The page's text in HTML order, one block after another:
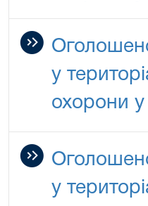
у
охорони у
у